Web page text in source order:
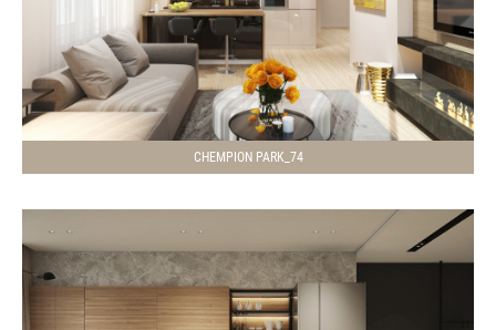
CHEMPION PARK_74